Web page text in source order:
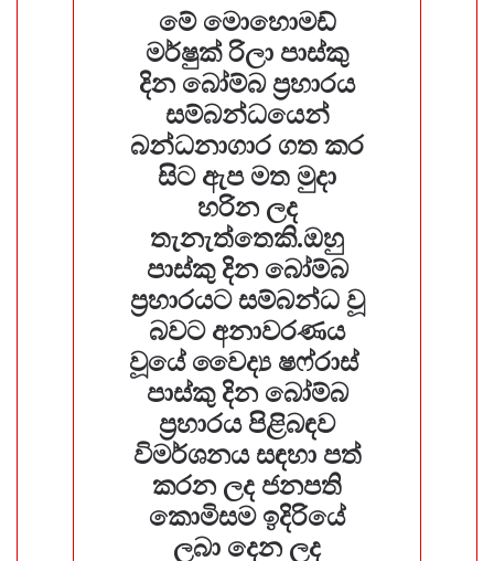
මේ මොහොමඩ්
මර්ෂුක් රිලා පාස්කු
දින බෝම්බ ප්‍රහාරය
සම්බන්ධයෙන්
බන්ධනාගාර ගත කර
සිට ඇප මත මුදා
හරින ලද
තැනැත්තෙකි.ඔහු
පාස්කු දින බෝම්බ
ප්‍රහාරයට සම්බන්ධ වූ
බවට අනාවරණය
වූයේ වෛද්‍ය ෂෆ්රාස්
පාස්කු දින බෝම්බ
ප්‍රහාරය පිළිබඳව
විමර්ශනය සඳහා පත්
කරන ලද ජනපති
කොමිසම ඉදිරියේ
ලබා දෙන ලද